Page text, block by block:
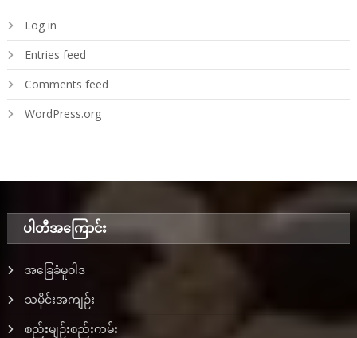
Log in
Entries feed
Comments feed
WordPress.org
ပါတီအ‌ကြောင်း
အခြေခံမူဝါဒ
သမိုင်းအကျဉ်း
စည်းမျဉ်းစည်းကမ်း